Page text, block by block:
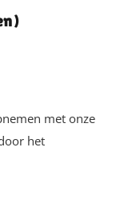
met onze
het